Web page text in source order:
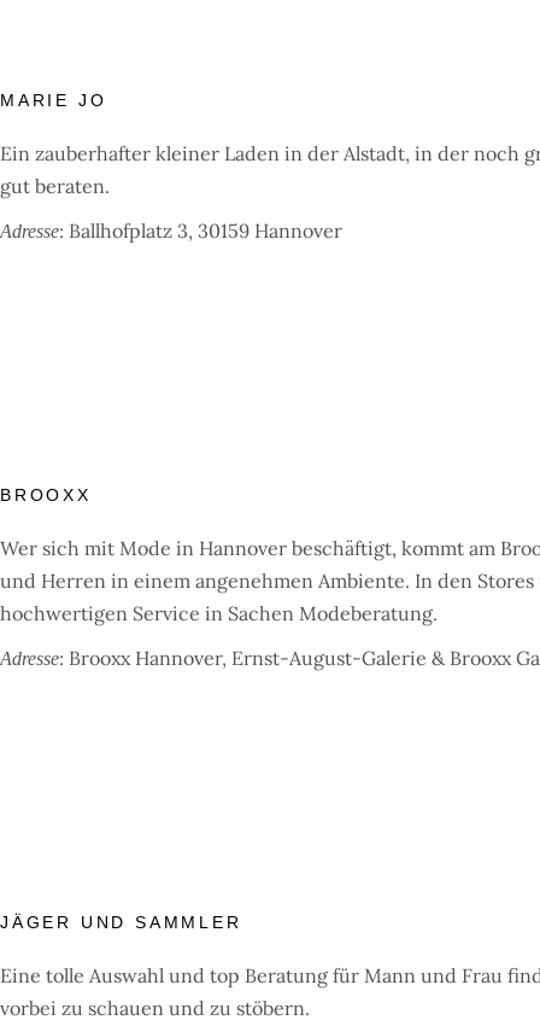
MARIE JO
Ein zauberhafter kleiner Laden in der Alstadt, in der
gut beraten.
Adresse: Ballhofplatz 3, 30159 Hannover
BROOXX
Wer sich mit Mode in Hannover beschäftigt, kommt am
und Herren in einem angenehmen Ambiente. In den
hochwertigen Service in Sachen Modeberatung.
Adresse: Brooxx Hannover, Ernst-August-Galerie & Brooxx
JÄGER UND SAMMLER
Eine tolle Auswahl und top Beratung für Mann und Frau
vorbei zu schauen und zu stöbern.